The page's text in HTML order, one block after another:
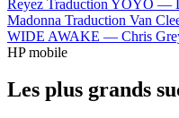
Reyez Traduction YOYO —
Madonna Traduction Van
WIDE AWAKE — Chris
HP mobile
Les plus grands